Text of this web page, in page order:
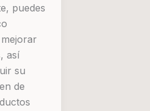
puedes
así
su
de